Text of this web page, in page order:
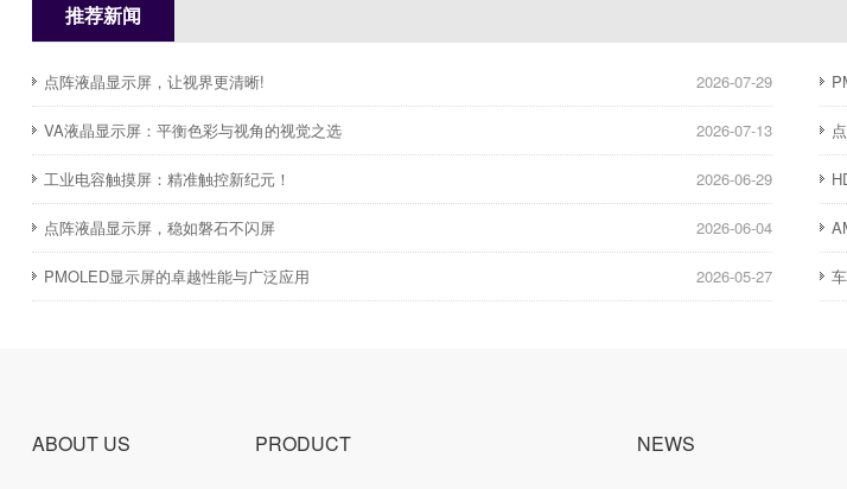
推荐新闻
2026-07-29
点阵液晶显示屏，让视界更清晰!
2026-07-13
​VA液晶显示屏：平衡色彩与视角的视觉之选
2026-06-29
​工业电容触摸屏：精准触控新纪元！
2026-06-04
点阵液晶显示屏，稳如磐石不闪屏
2026-05-27
PMOLED显示屏的卓越性能与广泛应用
ABOUT US PRODUCT NEWS